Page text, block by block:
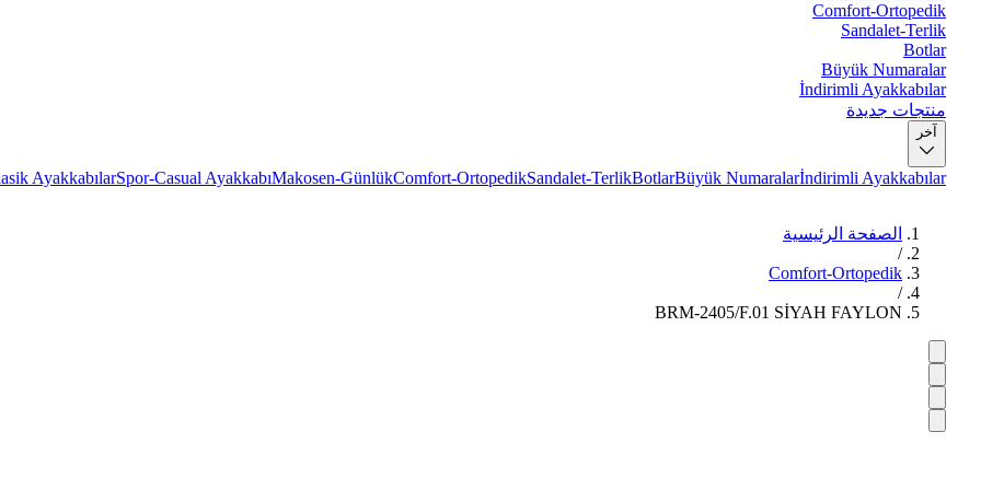
Comfort-Ortopedik
Sandalet-Terlik
Botlar
Büyük Numaralar
İndirimli Ayakkabılar
منتجات جديدة
آخر
AyakkabılarSpor-Casual AyakkabıMakosen-GünlükComfort-OrtopedikSandalet-TerlikBotlarBüyük Numaralarİndirimli Ayakkabılar
الصفحة الرئيسية
/
Comfort-Ortopedik
/
BRM-2405/F.01 SİYAH FAYLON